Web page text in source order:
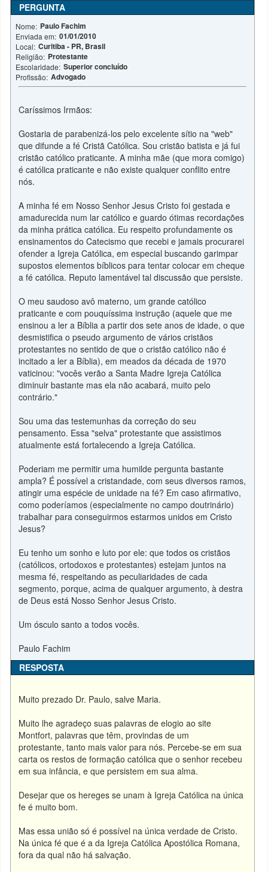
PERGUNTA
Nome: Paulo Fachim
Enviada em: 01/01/2010
Local: Curitiba - PR, Brasil
Religião: Protestante
Escolaridade: Superior concluído
Profissão: Advogado
Caríssimos Irmãos:
Gostaria de parabenizá-los pelo excelente sítio na "web"
que difunde a fé Cristã Católica. Sou cristão batista e já fui
cristão católico praticante. A minha mãe (que mora comigo)
é católica praticante e não existe qualquer conflito entre
nós.
A minha fé em Nosso Senhor Jesus Cristo foi gestada e
amadurecida num lar católico e guardo ótimas recordações
da minha prática católica. Eu respeito profundamente os
ensinamentos do Catecismo que recebi e jamais procurarei
ofender a Igreja Católica, em especial buscando garimpar
supostos elementos bíblicos para tentar colocar em cheque
a fé católica. Reputo lamentável tal discussão que persiste.
O meu saudoso avô materno, um grande católico
praticante e com pouquíssima instrução (aquele que me
ensinou a ler a Bíblia a partir dos sete anos de idade, o que
desmistifica o pseudo argumento de vários cristãos
protestantes no sentido de que o cristão católico não é
incitado a ler a Bíblia), em meados da década de 1970
vaticinou: "vocês verão a Santa Madre Igreja Católica
diminuir bastante mas ela não acabará, muito pelo
contrário."
Sou uma das testemunhas da correção do seu
pensamento. Essa "selva" protestante que assistimos
atualmente está fortalecendo a Igreja Católica.
Poderiam me permitir uma humilde pergunta bastante
ampla? É possível a cristandade, com seus diversos ramos,
atingir uma espécie de unidade na fé? Em caso afirmativo,
como poderíamos (especialmente no campo doutrinário)
trabalhar para conseguirmos estarmos unidos em Cristo
Jesus?
Eu tenho um sonho e luto por ele: que todos os cristãos
(católicos, ortodoxos e protestantes) estejam juntos na
mesma fé, respeitando as peculiaridades de cada
segmento, porque, acima de qualquer argumento, à destra
de Deus está Nosso Senhor Jesus Cristo.
Um ósculo santo a todos vocês.
Paulo Fachim
RESPOSTA
Muito prezado Dr. Paulo, salve Maria.
Muito lhe agradeço suas palavras de elogio ao site
Montfort, palavras que têm, provindas de um
protestante, tanto mais valor para nós. Percebe-se em sua
carta os restos de formação católica que o senhor recebeu
em sua infância, e que persistem em sua alma.
Desejar que os hereges se unam à Igreja Católica na única
fe é muito bom.
Mas essa união só é possível na única verdade de Cristo.
Na única fé que é a da Igreja Católica Apostólica Romana,
fora da qual não há salvação.